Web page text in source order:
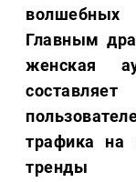
Главным
женская
трафика на
тренды